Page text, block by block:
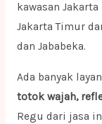
kawasan
Jakarta Timur
dan Jababeka.
Ada banyak
totok wajah,
Regu dari jasa